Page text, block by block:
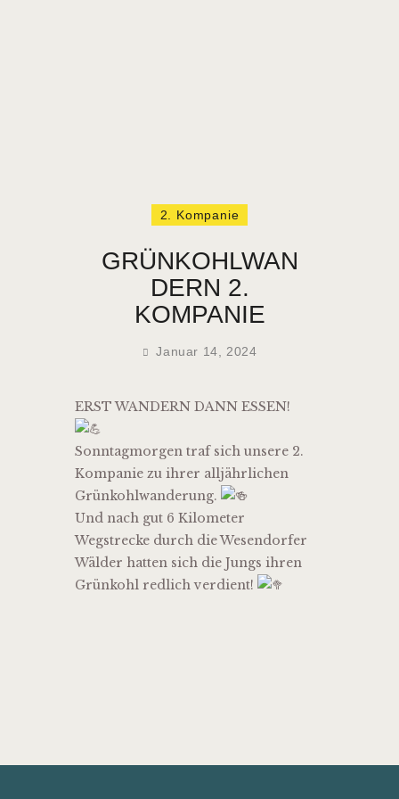
TERMINE
VERMIETUNG
KONTAKT
2. Kompanie
GRÜNKOHLWAN
DERN 2.
KOMPANIE
Januar 14, 2024
ERST WANDERN DANN ESSEN!
Sonntagmorgen traf sich unsere 2.
Kompanie zu ihrer alljährlichen
Grünkohlwanderung.
Und nach gut 6 Kilometer
Wegstrecke durch die Wesendorfer
Wälder hatten sich die Jungs ihren
Grünkohl redlich verdient!